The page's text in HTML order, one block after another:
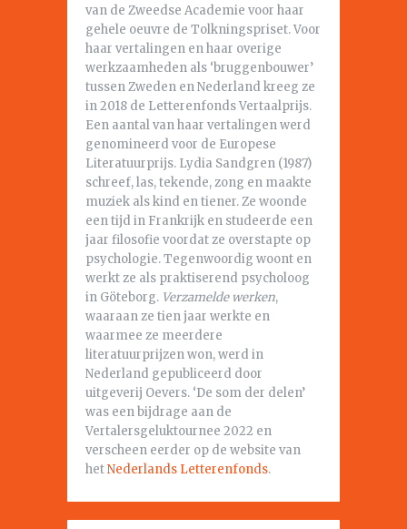
van de Zweedse Academie voor haar
gehele oeuvre de Tolkningspriset. Voor
haar vertalingen en haar overige
werkzaamheden als ‘bruggenbouwer’
tussen Zweden en Nederland kreeg ze
in 2018 de Letterenfonds Vertaalprijs.
Een aantal van haar vertalingen werd
genomineerd voor de Europese
Literatuurprijs. Lydia Sandgren (1987)
schreef, las, tekende, zong en maakte
muziek als kind en tiener. Ze woonde
een tijd in Frankrijk en studeerde een
jaar filosofie voordat ze overstapte op
psychologie. Tegenwoordig woont en
werkt ze als praktiserend psycholoog
in Göteborg. Verzamelde werken,
waaraan ze tien jaar werkte en
waarmee ze meerdere
literatuurprijzen won, werd in
Nederland gepubliceerd door
uitgeverij Oevers. ‘De som der delen’
was een bijdrage aan de
Vertalersgeluktournee 2022 en
verscheen eerder op de website van
hetNederlands Letterenfonds.